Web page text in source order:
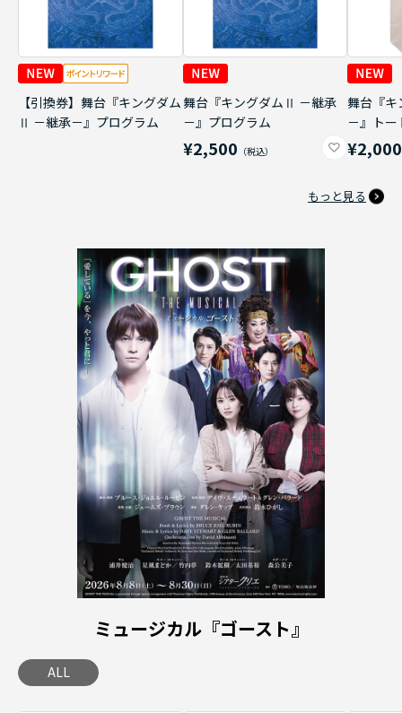
【引換券】舞台『キングダム
Ⅱ －継承－』プログラム
舞台『キングダムⅡ －継承
－』プログラム
¥2,500
舞台『
－』ト
¥2,000
もっと見る
ミュージカル『ゴースト』
ALL